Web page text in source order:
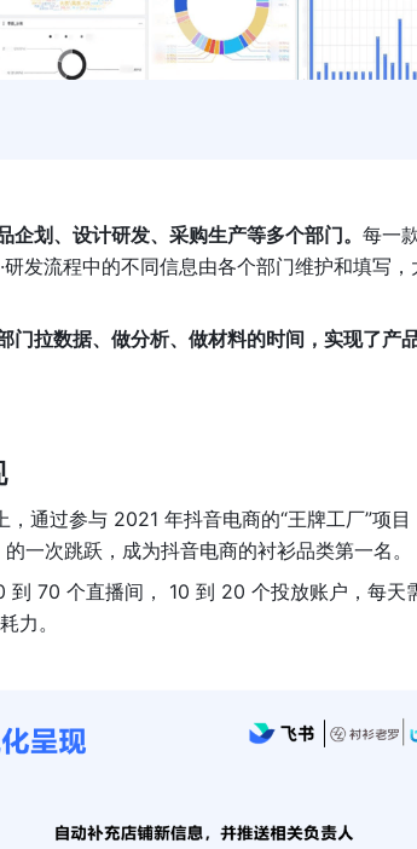
划、设计研发、采购生产等多个部门。 每一
研发流程中的不同信息由各个部门维护和填写，
门拉数据、做分析、做材料的时间，实现了产
通过参与 2021 年抖音电商的“王牌工厂”项目
次跳跃，成为抖音电商的衬衫品类第一名。
70 个直播间， 10 到 20 个投放账户，每天
力。